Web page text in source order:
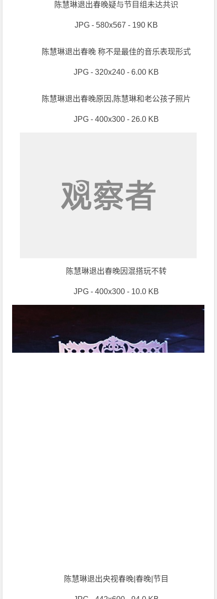
陈慧琳退出春晚疑与节目组未达共识
JPG - 580x567 - 190 KB
陈慧琳退出春晚 称不是最佳的音乐表现形式
JPG - 320x240 - 6.00 KB
陈慧琳退出春晚原因,陈慧琳和老公孩子照片
JPG - 400x300 - 26.0 KB
陈慧琳退出春晚因混搭玩不转
JPG - 400x300 - 10.0 KB
陈慧琳退出央视春晚|春晚|节目